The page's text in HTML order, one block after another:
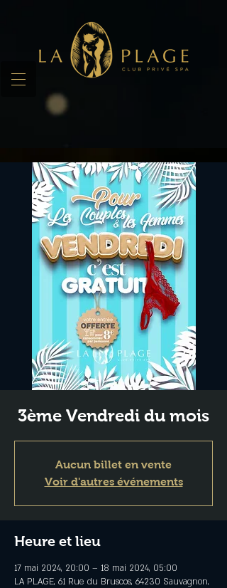
3ème Vendredi du mois
Aucun billet en vente
Voir d'autres événements
Heure et lieu
17 mai 2024, 20:00 – 18 mai 2024, 05:00
LA PLAGE, 61 Rue du Bruscos, 64230 Sauvagnon,